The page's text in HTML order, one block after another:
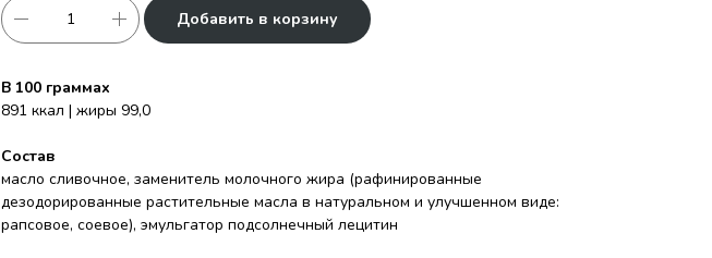
Добавить в корзину
В 100 граммах
891 ккал | жиры 99,0
Состав
масло сливочное, заменитель молочного жира (рафинированные
дезодорированные растительные масла в натуральном и улучшенном виде:
рапсовое, соевое), эмульгатор подсолнечный лецитин